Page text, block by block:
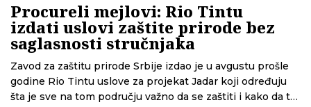
Procureli mejlovi: Rio Tintu
izdati uslovi zaštite prirode bez
saglasnosti stručnjaka
Zavod za zaštitu prirode Srbije izdao je u avgustu prošle
godine Rio Tintu uslove za projekat Jadar koji određuju
šta je sve na tom području važno da se zaštiti i kako da to